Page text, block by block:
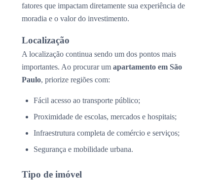
fatores que impactam diretamente sua experiência de
moradia e o valor do investimento.
Localização
A localização continua sendo um dos pontos mais
importantes. Ao procurar um apartamento em São
Paulo, priorize regiões com:
Fácil acesso ao transporte público;
Proximidade de escolas, mercados e hospitais;
Infraestrutura completa de comércio e serviços;
Segurança e mobilidade urbana.
Tipo de imóvel